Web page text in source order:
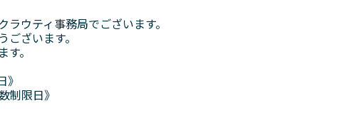
ウティ事務局でございます。
ざいます。
。
限日》